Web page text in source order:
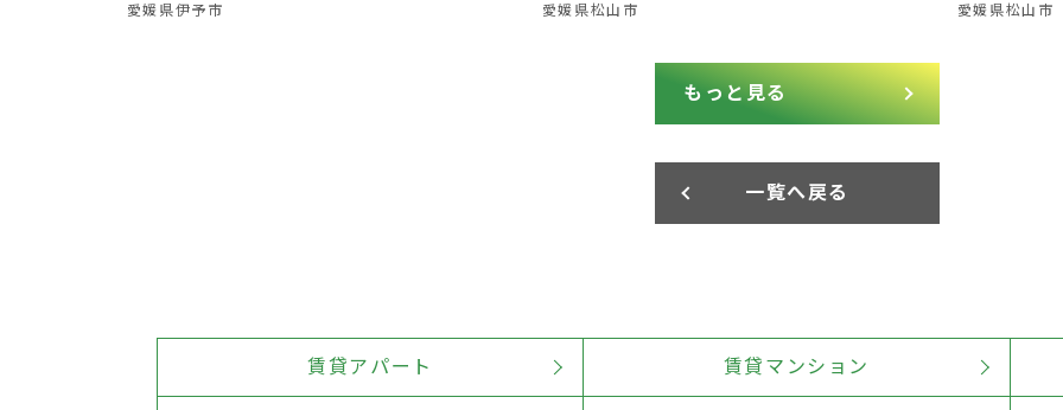
愛媛県伊予市 愛媛県松山市 愛媛県松山市
もっと見る
一覧へ戻る
賃貸アパート 賃貸マンション